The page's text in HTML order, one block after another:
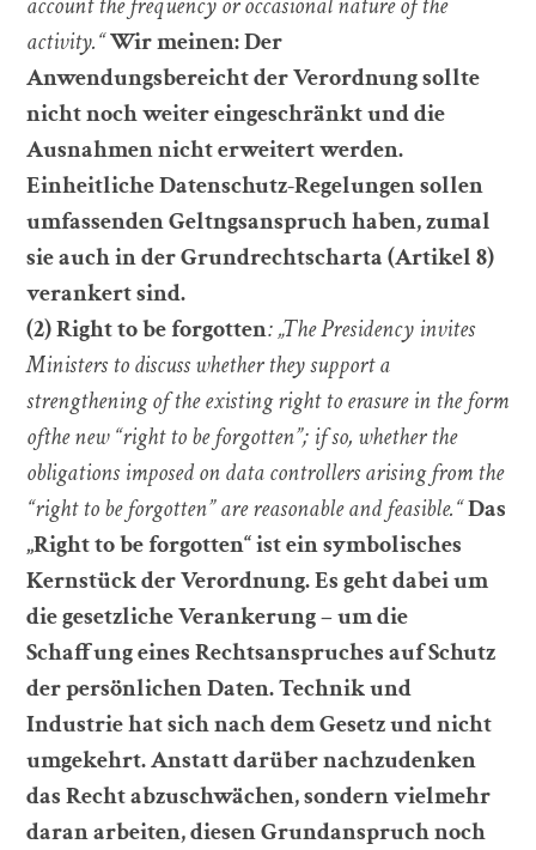
activity.“Wir meinen: Der
Anwendungsbereicht der Verordnung sollte
nicht noch weiter eingeschränkt und die
Ausnahmen nicht erweitert werden.
Einheitliche Datenschutz-Regelungen sollen
umfassenden Geltngsanspruch haben, zumal
sie auch in der Grundrechtscharta (Artikel 8)
verankert sind.
(2) Right to be forgotten: „The Presidency invites
Ministers to discuss whether they support a
strengthening of the existing right to erasure in the form
ofthe new “right to be forgotten”; if so, whether the
obligations imposed on data controllers arising from the
“right to be forgotten” are reasonable and feasible.“Das
„Right to be forgotten“ ist ein symbolisches
Kernstück der Verordnung. Es geht dabei um
die gesetzliche Verankerung – um die
Schaffung eines Rechtsanspruches auf Schutz
der persönlichen Daten. Technik und
Industrie hat sich nach dem Gesetz und nicht
umgekehrt. Anstatt darüber nachzudenken
das Recht abzuschwächen, sondern vielmehr
daran arbeiten, diesen Grundanspruch noch